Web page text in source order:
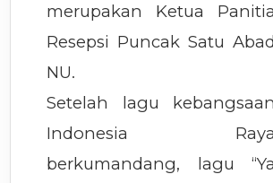
merupakan Ketua Panitia
Resepsi Puncak Satu Abad
NU.
Setelah lagu kebangsaan
Indonesia Raya
berkumandang, lagu “Ya